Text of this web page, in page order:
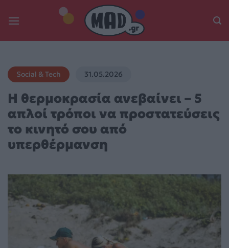
Social & Tech 31.05.2026
Η θερμοκρασία ανεβαίνει – 5
απλοί τρόποι να προστατεύσεις
το κινητό σου από
υπερθέρμανση